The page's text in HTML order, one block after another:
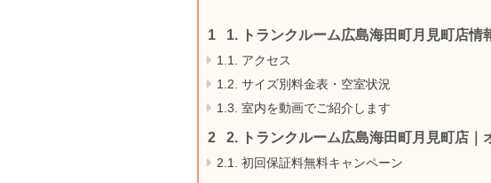
1. トランクルーム広島海田町月見町店情
1.1. アクセス
1.2. サイズ別料金表・空室状況
1.3. 室内を動画でご紹介します
2. トランクルーム広島海田町月見町店｜
2.1. 初回保証料無料キャンペーン